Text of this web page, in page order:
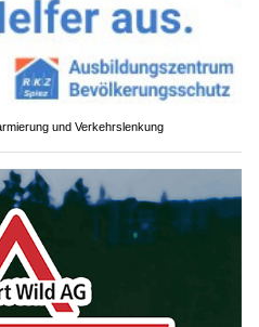
und Verkehrslenkung